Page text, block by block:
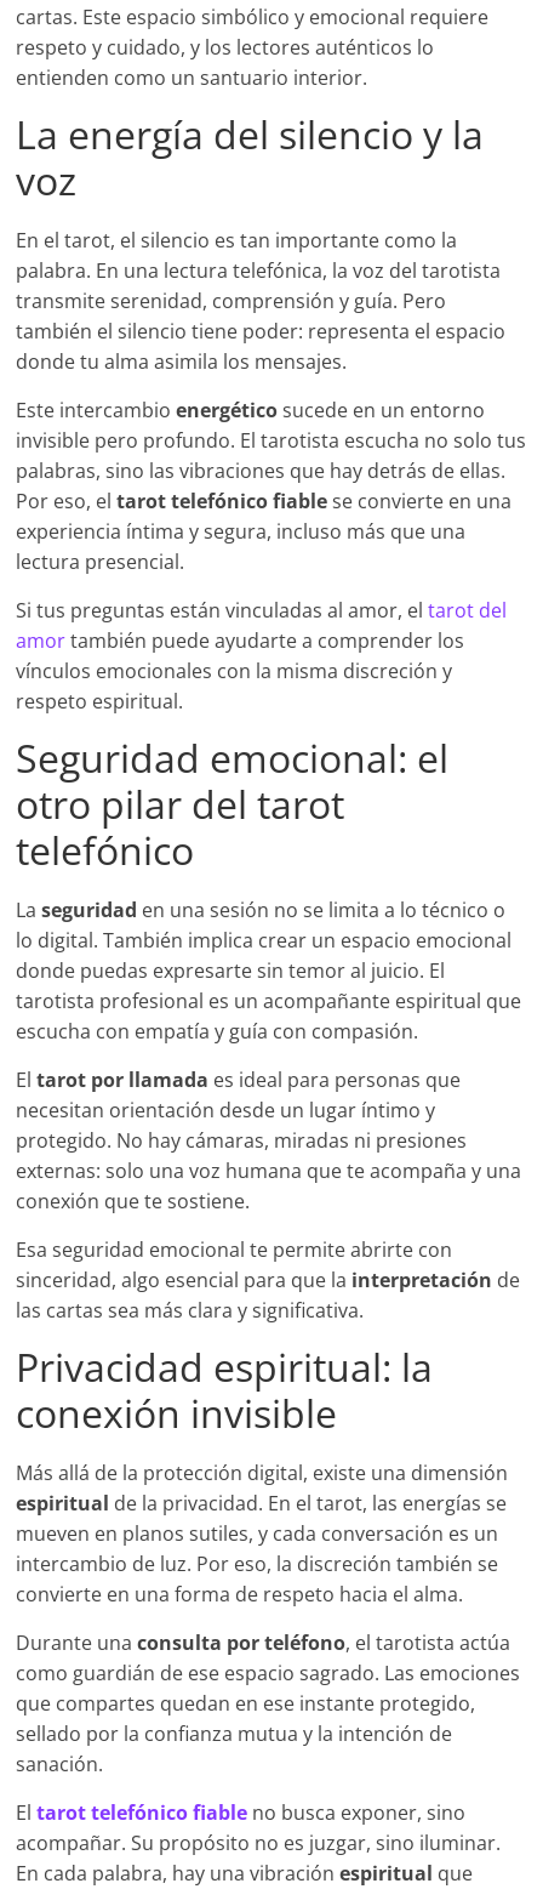
cartas. Este espacio simbólico y emocional requiere
respeto y cuidado, y los lectores auténticos lo
entienden como un santuario interior.
La energía del silencio y la
voz
En el tarot, el silencio es tan importante como la
palabra. En una lectura telefónica, la voz del tarotista
transmite serenidad, comprensión y guía. Pero
también el silencio tiene poder: representa el espacio
donde tu alma asimila los mensajes.
Este intercambioenergéticosucede en un entorno
invisible pero profundo. El tarotista escucha no solo tus
palabras, sino las vibraciones que hay detrás de ellas.
Por eso, eltarot telefónico fiablese convierte en una
experiencia íntima y segura, incluso más que una
lectura presencial.
Si tus preguntas están vinculadas al amor, eltarot del
amortambién puede ayudarte a comprender los
vínculos emocionales con la misma discreción y
respeto espiritual.
Seguridad emocional: el
otro pilar del tarot
telefónico
Laseguridad en una sesión no se limita a lo técnico o
lo digital. También implica crear un espacio emocional
donde puedas expresarte sin temor al juicio. El
tarotista profesional es un acompañante espiritual que
escucha con empatía y guía con compasión.
Eltarot por llamada es ideal para personas que
necesitan orientación desde un lugar íntimo y
protegido. No hay cámaras, miradas ni presiones
externas: solo una voz humana que te acompaña y una
conexión que te sostiene.
Esa seguridad emocional te permite abrirte con
sinceridad, algo esencial para que la interpretación de
las cartas sea más clara y significativa.
Privacidad espiritual: la
conexión invisible
Más allá de la protección digital, existe una dimensión
espiritual de la privacidad. En el tarot, las energías se
mueven en planos sutiles, y cada conversación es un
intercambio de luz. Por eso, la discreción también se
convierte en una forma de respeto hacia el alma.
Durante unaconsulta por teléfono, el tarotista actúa
como guardián de ese espacio sagrado. Las emociones
que compartes quedan en ese instante protegido,
sellado por la confianza mutua y la intención de
sanación.
Eltarot telefónico fiable no busca exponer, sino
acompañar. Su propósito no es juzgar, sino iluminar.
En cada palabra, hay una vibraciónespiritual que